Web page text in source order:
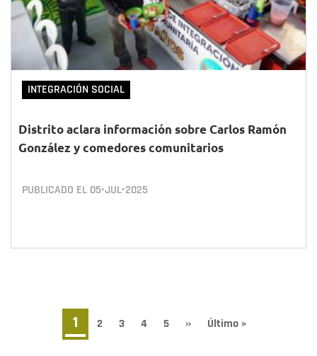
INTEGRACIÓN SOCIAL
Distrito aclara información sobre Carlos Ramón
González y comedores comunitarios
PUBLICADO EL 05•JUL•2025
Paginación
Página
actual
1 Page
2 Page
3 Page
4 Page
5
Siguiente
››
Última
Último »